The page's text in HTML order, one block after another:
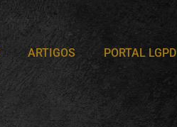
ARTIGOS PORTAL LGPD